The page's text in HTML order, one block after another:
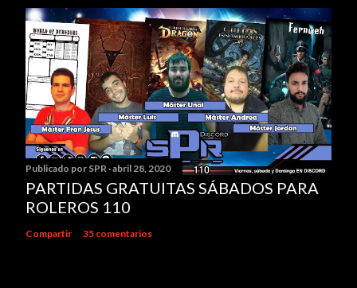
a
r
i
o
Publicado por SPR abril 28, 2020
PARTIDAS GRATUITAS SÁBADOS PARA
ROLEROS 110
Compartir 35 comentarios